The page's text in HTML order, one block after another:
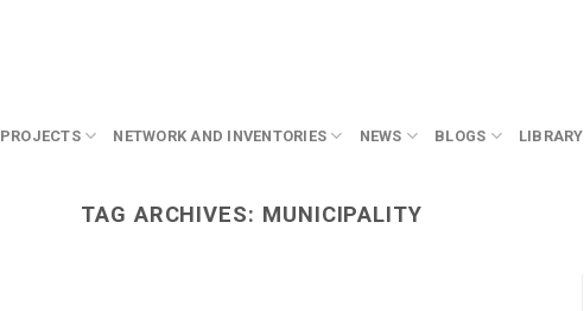
PROJECTS NETWORK AND INVENTORIES NEWS BLOGS LIBRARY
TAG ARCHIVES: MUNICIPALITY